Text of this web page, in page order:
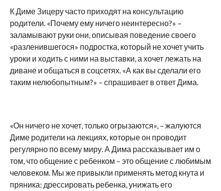
К Диме Зицеру часто приходят на консультацию
родители. «Почему ему ничего неинтересно?» –
заламывают руки они, описывая поведение своего
«разленившегося» подростка, который не хочет учить
уроки и ходить с ними на выставки, а хочет лежать на
диване и общаться в соцсетях. «А как вы сделали его
таким нелюбопытным?» – спрашивает в ответ Дима.
«Он ничего не хочет, только огрызаются», – жалуются
Диме родители на лекциях, которые он проводит
регулярно по всему миру. А Дима рассказывает им о
том, что общение с ребенком – это общение с любимым
человеком. Мы же привыкли применять метод кнута и
пряника: дрессировать ребенка, унижать его